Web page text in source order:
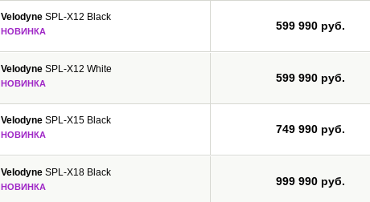
Velodyne SPL-X12 Black
НОВИНКА 599 990 руб.
Velodyne SPL-X12 White
НОВИНКА 599 990 руб.
Velodyne SPL-X15 Black
НОВИНКА 749 990 руб.
Velodyne SPL-X18 Black
НОВИНКА 999 990 руб.